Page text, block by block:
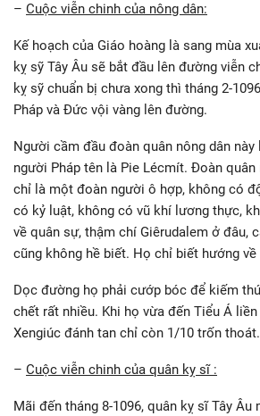
– Cuộc viễn chinh của nông dân:
Kế hoạch của Giáo hoàng là sang mùa
kỵ sỹ Tây Âu sẽ bắt đầu lên đường viễn
kỵ sỹ chuẩn bị chưa xong thì tháng 2-
Pháp và Đức vội vàng lên đường.
Người cầm đầu đoàn quân nông dân
người Pháp tên là Pie Lécmít. Đoàn quân
chỉ là một đoàn người ô hợp, không có
có kỷ luật, không có vũ khí lương thực,
về quân sự, thậm chí Giêrudalem ở đâu,
cũng không hề biết. Họ chỉ biết hướng
Dọc đường họ phải cướp bóc để kiếm
chết rất nhiều. Khi họ vừa đến Tiểu Á
Xengiúc đánh tan chỉ còn 1/10 trốn thoát.
– Cuộc viễn chinh của quân kỵ sĩ :
Mãi đến tháng 8-1096, quân kỵ sĩ Tây Âu